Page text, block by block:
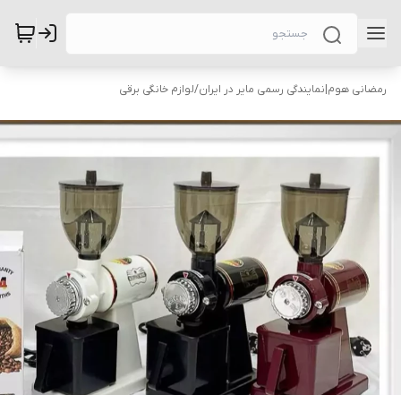
رمضانی هوم|نمایندگی رسمی مایر در ایران/لوازم خانگی برقی